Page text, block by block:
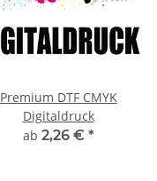
Premium DTF CMYK
Digitaldruck
ab 2,26 € *